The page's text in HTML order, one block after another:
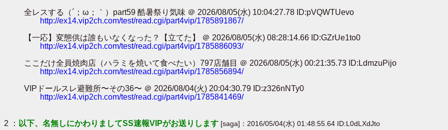
全レスする（´；ω；｀）part59 酷暑祭り気味 ＠ 2026/08/05(水) 10:04:27.78 ID:pVQWTUevo
http://ex14.vip2ch.com/test/read.cgi/part4vip/1785891867/
【一応】変態供は誰もいなくなった？【立てた】 ＠ 2026/08/05(水) 08:28:14.66 ID:GZrUe1to0
http://ex14.vip2ch.com/test/read.cgi/part4vip/1785886093/
ここだけ全員焼肉店（ハラミを焼いて食べたい）797店舗目 ＠ 2026/08/05(水) 00:21:35.73 ID:LdmzuPijo
http://ex14.vip2ch.com/test/read.cgi/part4vip/1785856894/
VIPドールスレ避難所〜その36〜 ＠ 2026/08/04(火) 20:04:30.79 ID:z326nNTy0
http://ex14.vip2ch.com/test/read.cgi/part4vip/1785841469/
2 ： 以下、名無しにかわりましてSS速報VIPがお送りします [saga]：2016/05/04(水) 01:48:55.64 ID:L0dLXdJto